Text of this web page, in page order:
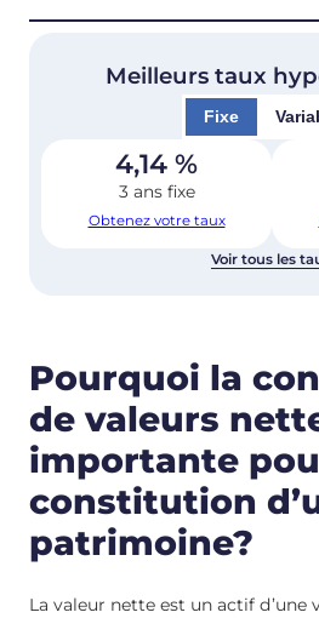
Meilleurs taux
Fixe
4,14 %
3 ans fixe
Obtenez votre taux
Voir tous les
Pourquoi la
de valeurs
importante
constitution
patrimoine?
La valeur nette est un actif